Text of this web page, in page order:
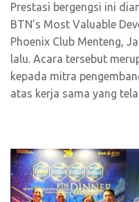
Prestasi bergengsi ini
BTN’s Most Valuable
Phoenix Club Menteng,
lalu. Acara tersebut
kepada mitra
atas kerja sama yang